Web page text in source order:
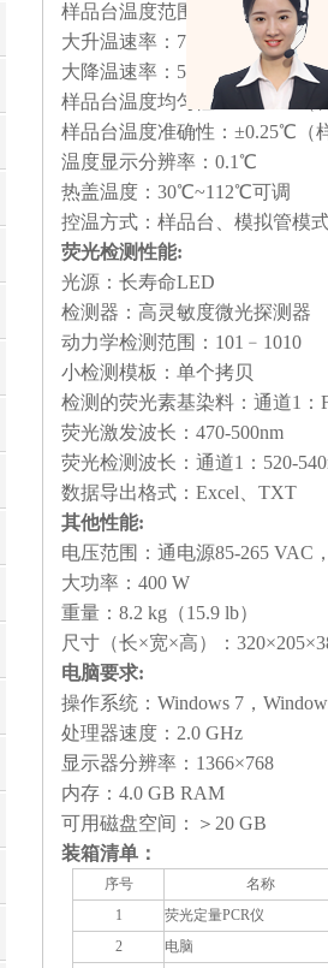
样品台温度范围：4℃-100℃
大升温速率：7℃/sec
大降温速率：5℃/sec
样品台温度均匀性：±0.25℃（
样品台温度准确性：±0.25℃（
温度显示分辨率：0.1℃
热盖温度：30℃~112℃可调
控温方式：样品台、模拟管模
荧光检测性能:
光源：长寿命LED
检测器：高灵敏度微光探测器
动力学检测范围：101﹣1010
小检测模板：单个拷贝
检测的荧光素基染料：通道1
荧光激发波长：470-500nm
荧光检测波长：通道1：520-
数据导出格式：Excel、TXT
其他性能:
电压范围：通电源85-265 VAC
大功率：400 W
重量：8.2 kg（15.9 lb）
尺寸（长×宽×高）：
电脑要求:
操作系统：Windows 7，
处理器速度：2.0 GHz
显示器分辨率：1366×768
内存：4.0 GB RAM
可用磁盘空间：＞20 GB
装箱清单：
序号 名称
1
荧光定量PCR仪
2
电脑